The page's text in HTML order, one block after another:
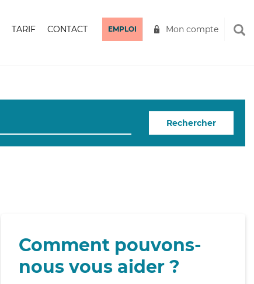
TARIF CONTACT EMPLOI Mon compte
Rechercher
Comment pouvons-
nous vous aider ?